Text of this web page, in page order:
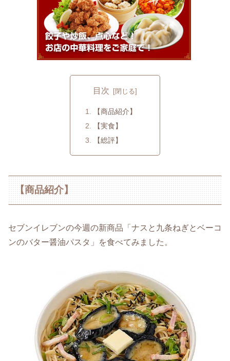
目次
【商品紹介】
【実食】
【総評】
【商品紹介】
セブンイレブンの今週の新商品「ナスと九条ねぎとベーコ
ンのバター醤油パスタ」を食べてみました。